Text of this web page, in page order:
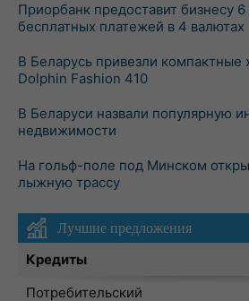
Приорбанк предоставит бизнесу
бесплатных платежей в 4 валютах
В Беларусь привезли компактные
Dolphin Fashion 410
В Беларуси назвали популярную
недвижимости
На гольф-поле под Минском
лыжную трассу
Лучшие предложения
Кредиты
Потребительский